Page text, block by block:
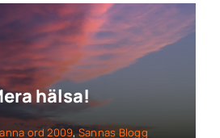
hälsa!
ord 2009, Sannas Blogg